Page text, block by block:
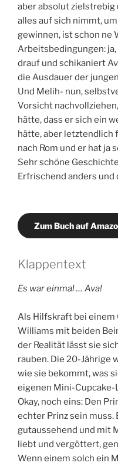
aber absolut zielstrebig
alles auf sich nimmt,
gewinnen, ist schon ne
Arbeitsbedingungen: ja,
drauf und schikaniert
die Ausdauer der
Und Melih- nun,
Vorsicht
hätte, dass er sich ein
hätte, aber letztendlich
nach Rom und er hat ja
Sehr schöne
Erfrischend anders und
Zum Buch auf
Klappentext
Es war einmal … Ava!
Als Hilfskraft bei
Williams mit beiden
der Realität lässt sie
rauben. Die 20-Jährige
wie sie bekommt, was
eigenen Mini-Cupcake-
Okay, noch eins: Den
echter Prinz sein muss.
gutaussehend und mit
liebt und vergöttert,
Wenn einem solch ein